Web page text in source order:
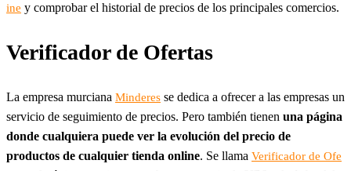
ine y comprobar el historial de precios de los principales comercios.
Verificador de Ofertas
La empresa murciana Minderes se dedica a ofrecer a las empresas un
servicio de seguimiento de precios. Pero también tienen una página
donde cualquiera puede ver la evolución del precio de
productos de cualquier tienda online. Se llama Verificador de Ofe